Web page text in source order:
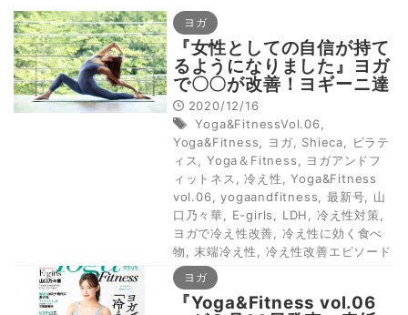
ヨガ
『女性としての自信が持て
るようになりました』ヨガ
で〇〇が改善！ヨギーニ達
のリアルなエピソード
2020/12/16
Yoga&FitnessVol.06
Yoga&Fitness
ヨガ Shieca
ピラテ
ィス
Yoga＆Fitness
ヨガアンドフ
ィットネス
,冷え性 ,Yoga&Fitness
vol.06 ,yogaandfitness 最新号
山
口乃々華
E-girls LDH 冷え性対策
ヨガで冷え性改善
冷え性に効く食べ
物
末端冷え性 冷え性改善エピソード
ヨガ
『Yoga&Fitness vol.06